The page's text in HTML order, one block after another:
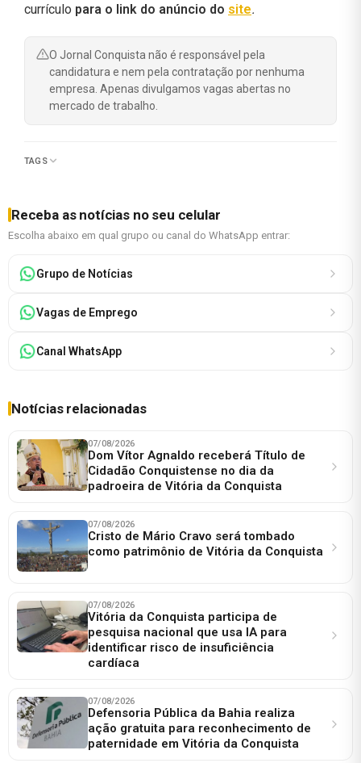
currículo para o link do anúncio do site.
O Jornal Conquista não é responsável pela
candidatura e nem pela contratação por nenhuma
empresa. Apenas divulgamos vagas abertas no
mercado de trabalho.
TAGS
Receba as notícias no seu celular
Escolha abaixo em qual grupo ou canal do WhatsApp entrar:
Grupo de Notícias
Vagas de Emprego
Canal WhatsApp
Notícias relacionadas
07/08/2026
Dom Vítor Agnaldo receberá Título de
Cidadão Conquistense no dia da
padroeira de Vitória da Conquista
07/08/2026
Cristo de Mário Cravo será tombado
como patrimônio de Vitória da Conquista
07/08/2026
Vitória da Conquista participa de
pesquisa nacional que usa IA para
identificar risco de insuficiência
cardíaca
07/08/2026
Defensoria Pública da Bahia realiza
ação gratuita para reconhecimento de
paternidade em Vitória da Conquista